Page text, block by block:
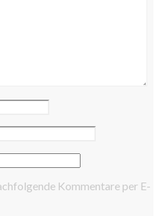
Kommentare per E-